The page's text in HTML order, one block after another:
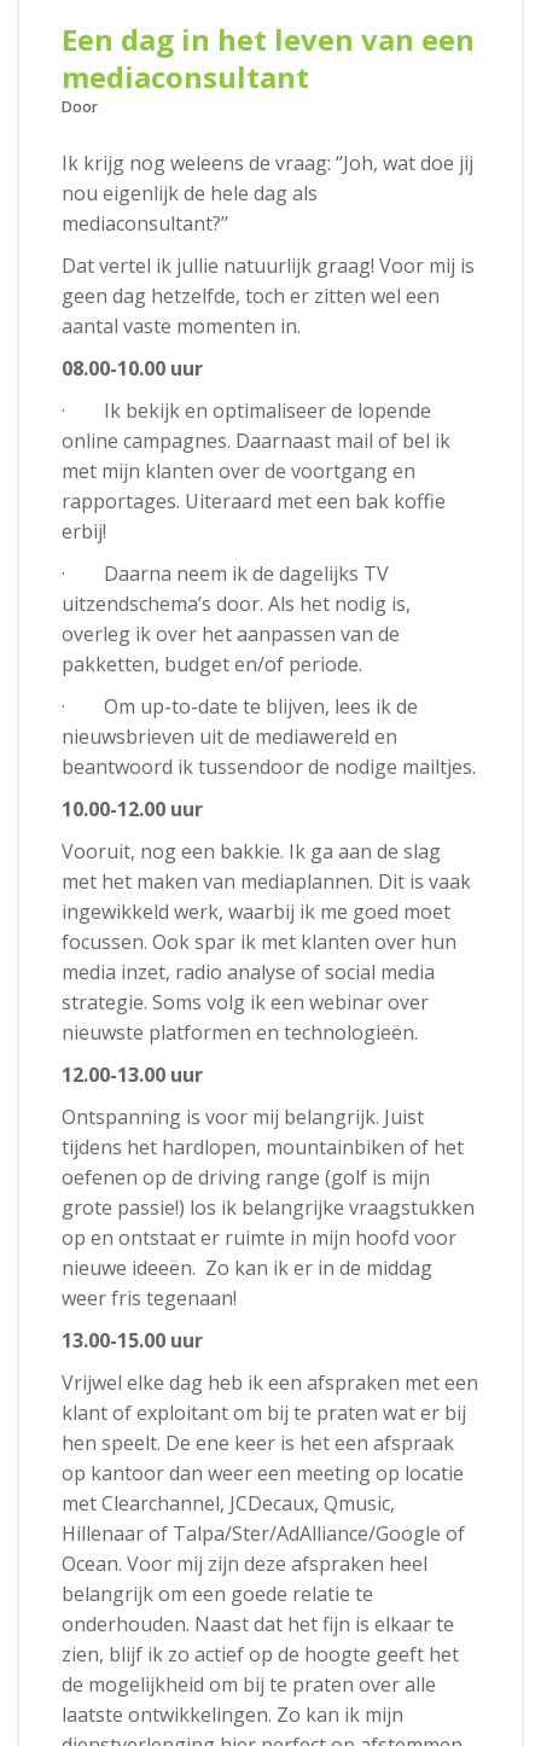
Een dag in het leven van een
mediaconsultant
Door
Ik krijg nog weleens de vraag: ‘’Joh, wat doe jij
nou eigenlijk de hele dag als
mediaconsultant?’’
Dat vertel ik jullie natuurlijk graag! Voor mij is
geen dag hetzelfde, toch er zitten wel een
aantal vaste momenten in.
08.00-10.00 uur
· Ik bekijk en optimaliseer de lopende
online campagnes. Daarnaast mail of bel ik
met mijn klanten over de voortgang en
rapportages. Uiteraard met een bak koffie
erbij!
· Daarna neem ik de dagelijks TV
uitzendschema’s door. Als het nodig is,
overleg ik over het aanpassen van de
pakketten, budget en/of periode.
· Om up-to-date te blijven, lees ik de
nieuwsbrieven uit de mediawereld en
beantwoord ik tussendoor de nodige mailtjes.
10.00-12.00 uur
Vooruit, nog een bakkie. Ik ga aan de slag
met het maken van mediaplannen. Dit is vaak
ingewikkeld werk, waarbij ik me goed moet
focussen. Ook spar ik met klanten over hun
media inzet, radio analyse of social media
strategie. Soms volg ik een webinar over
nieuwste platformen en technologieën.
12.00-13.00 uur
Ontspanning is voor mij belangrijk. Juist
tijdens het hardlopen, mountainbiken of het
oefenen op de driving range (golf is mijn
grote passie!) los ik belangrijke vraagstukken
op en ontstaat er ruimte in mijn hoofd voor
nieuwe ideeën. Zo kan ik er in de middag
weer fris tegenaan!
13.00-15.00 uur
Vrijwel elke dag heb ik een afspraken met een
klant of exploitant om bij te praten wat er bij
hen speelt. De ene keer is het een afspraak
op kantoor dan weer een meeting op locatie
met Clearchannel, JCDecaux, Qmusic,
Hillenaar of Talpa/Ster/AdAlliance/Google of
Ocean. Voor mij zijn deze afspraken heel
belangrijk om een goede relatie te
onderhouden. Naast dat het fijn is elkaar te
zien, blijf ik zo actief op de hoogte geeft het
de mogelijkheid om bij te praten over alle
laatste ontwikkelingen. Zo kan ik mijn